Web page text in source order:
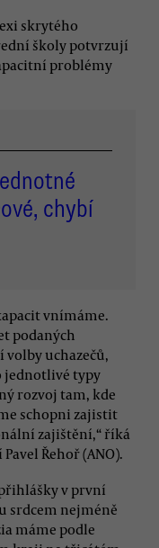
skrytého
školy potvrzují
problémy
chybí
vnímáme.
podaných
uchazečů,
jednotlivé typy
rozvoj tam, kde
schopni zajistit
zajištění,“ říká
Řehoř (ANO).
v první
srdcem nejméně
máme podle